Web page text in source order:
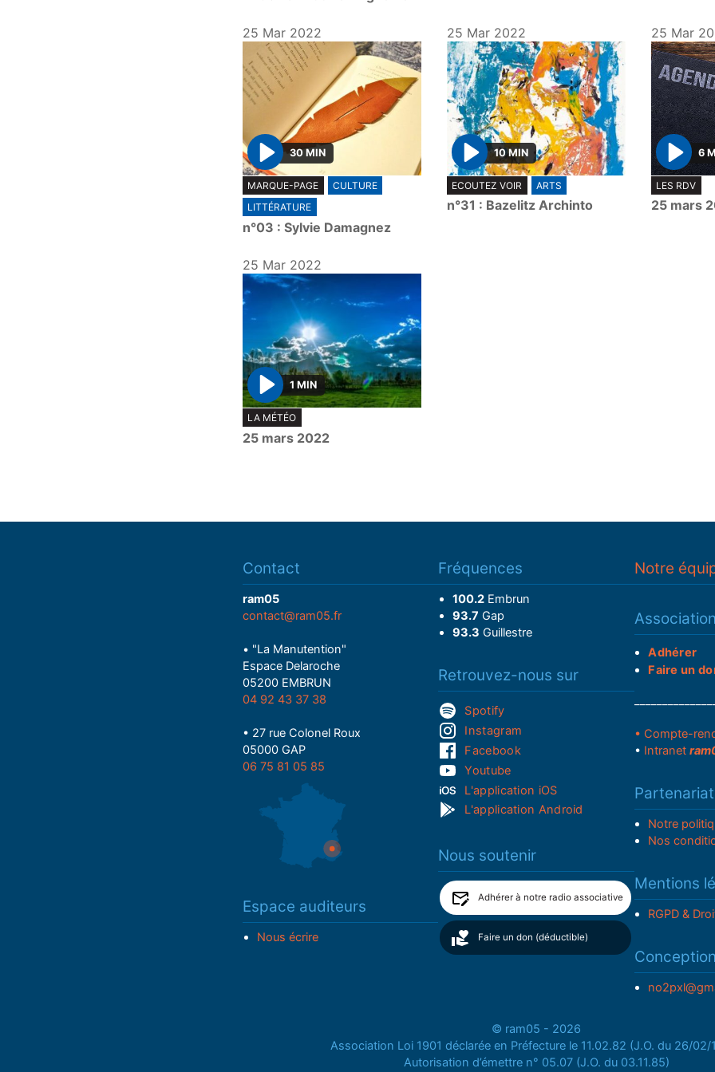
25 Mar 2022
P
l
a
y
30 MIN
MARQUE-PAGE
CULTURE
LITTÉRATURE
n°03 : Sylvie Damagnez
25 Mar 2022
P
l
a
10 MIN
ECOUTEZ VOIR ARTS
n°31 : Bazelitz Archinto
25 Mar
P
l
a
6
LES RDV
25 mars
25 Mar 2022
P
l
a
1 MIN
LA MÉTÉO
25 mars 2022
Contact
ram05
contact@ram05.fr
• "La Manutention"
Espace Delaroche
05200 EMBRUN
04 92 43 37 38
• 27 rue Colonel Roux
05000 GAP
06 75 81 05 85
Espace auditeurs
Nous écrire
Fréquences
100.2Embrun
93.7 Gap
93.3 Guillestre
Retrouvez-nous sur
Spotify
Instagram
Facebook
Youtube
L'application iOS
L'application Android
Nous soutenir
Adhérer à notre radio associative
Faire un don (déductible)
Notre
Association
Adhérer
Faire un
• Compte-
• Intranet
Notre
Nos
Mentions
RGPD &
© ram05 - 2026
Association Loi 1901 déclarée en Préfecture le 11.02.82 (J.O. du 26/02/
Autorisation d’émettre n° 05.07 (J.O. du 03.11.85)